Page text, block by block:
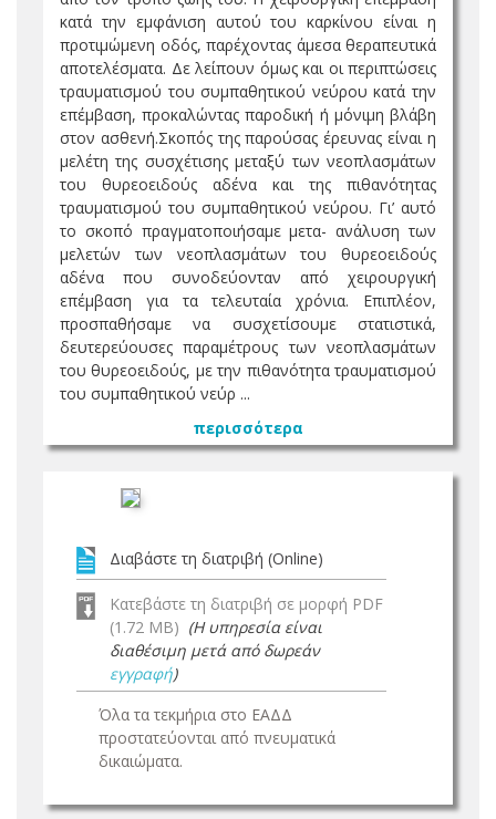
κατά την εμφάνιση αυτού του καρκίνου είναι η
προτιμώμενη οδός, παρέχοντας άμεσα θεραπευτικά
αποτελέσματα. Δε λείπουν όμως και οι περιπτώσεις
τραυματισμού του συμπαθητικού νεύρου κατά την
επέμβαση, προκαλώντας παροδική ή μόνιμη βλάβη
στον ασθενή.Σκοπός της παρούσας έρευνας είναι η
μελέτη της συσχέτισης μεταξύ των νεοπλασμάτων
του θυρεοειδούς αδένα και της πιθανότητας
τραυματισμού του συμπαθητικού νεύρου. Γι’ αυτό
το σκοπό πραγματοποιήσαμε μετα- ανάλυση των
μελετών των νεοπλασμάτων του θυρεοειδούς
αδένα που συνοδεύονταν από χειρουργική
επέμβαση για τα τελευταία χρόνια. Επιπλέον,
προσπαθήσαμε να συσχετίσουμε στατιστικά,
δευτερεύουσες παραμέτρους των νεοπλασμάτων
του θυρεοειδούς, με την πιθανότητα τραυματισμού
του συμπαθητικού νεύρ ...
περισσότερα
Διαβάστε τη διατριβή (Online)
Κατεβάστε τη διατριβή σε μορφή PDF
(1.72 MB) (Η υπηρεσία είναι
διαθέσιμη μετά από δωρεάν
εγγραφή)
Όλα τα τεκμήρια στο ΕΑΔΔ
προστατεύονται από πνευματικά
δικαιώματα.